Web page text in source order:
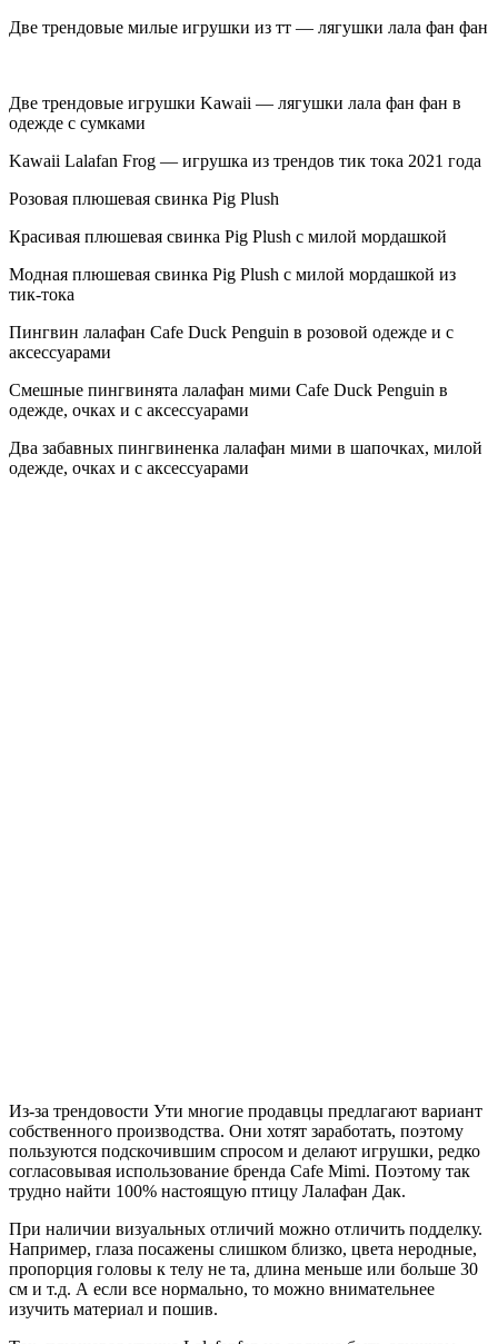
Две трендовые милые игрушки из тт — лягушки лала фан фан
Две трендовые игрушки Kawaii — лягушки лала фан фан в
одежде с сумками
Kawaii Lalafan Frog — игрушка из трендов тик тока 2021 года
Розовая плюшевая свинка Pig Plush
Красивая плюшевая свинка Pig Plush с милой мордашкой
Модная плюшевая свинка Pig Plush с милой мордашкой из
тик-тока
Пингвин лалафан Cafe Duck Penguin в розовой одежде и с
аксессуарами
Смешные пингвинята лалафан мими Cafe Duck Penguin в
одежде, очках и с аксессуарами
Два забавных пингвиненка лалафан мими в шапочках, милой
одежде, очках и с аксессуарами
Из-за трендовости Ути многие продавцы предлагают вариант
собственного производства. Они хотят заработать, поэтому
пользуются подскочившим спросом и делают игрушки, редко
согласовывая использование бренда Cafe Mimi. Поэтому так
трудно найти 100% настоящую птицу Лалафан Дак.
При наличии визуальных отличий можно отличить подделку.
Например, глаза посажены слишком близко, цвета неродные,
пропорция головы к телу не та, длина меньше или больше 30
см и т.д. А если все нормально, то можно внимательнее
изучить материал и пошив.